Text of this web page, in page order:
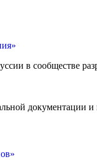
в сообществе
документации и